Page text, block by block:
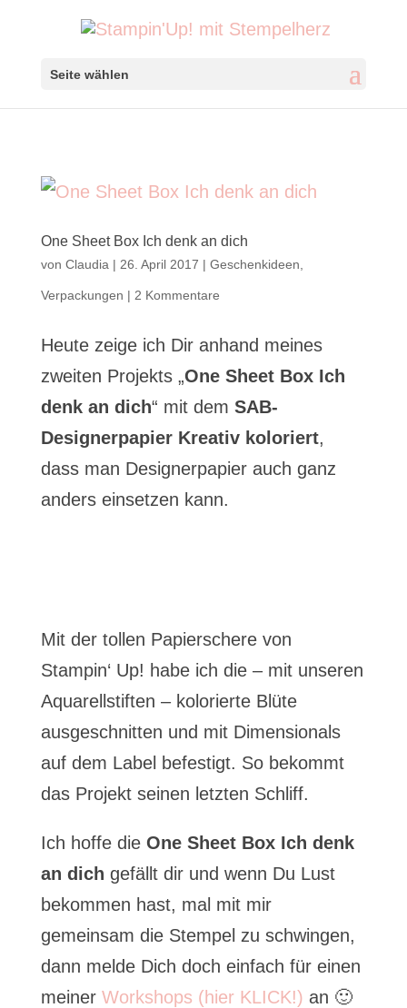
Seite wählen
One Sheet Box Ich denk an dich
von Claudia | 26. April 2017 | Geschenkideen
Verpackungen | 2 Kommentare
Heute zeige ich Dir anhand meines
zweiten Projekts „One Sheet Box Ich
denk an dich“ mit dem SAB-
Designerpapier Kreativ koloriert,
dass man Designerpapier auch ganz
anders einsetzen kann.
Mit der tollen Papierschere von
Stampin‘ Up! habe ich die – mit unseren
Aquarellstiften – kolorierte Blüte
ausgeschnitten und mit Dimensionals
auf dem Label befestigt. So bekommt
das Projekt seinen letzten Schliff.
Ich hoffe die One Sheet Box Ich denk
an dich gefällt dir und wenn Du Lust
bekommen hast, mal mit mir
gemeinsam die Stempel zu schwingen,
dann melde Dich doch einfach für einen
meiner Workshops (hier KLICK!) an 🙂